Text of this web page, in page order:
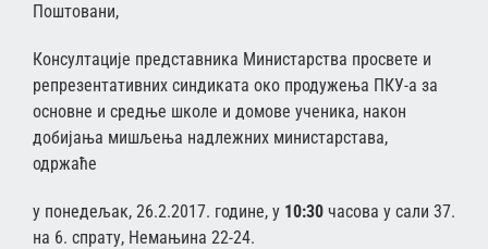
Поштовани,
Консултације представника Министарства просвете и
репрезентативних синдиката око продужења ПКУ-а за
основне и средње школе и домове ученика, након
добијања мишљења надлежних министарстава,
одржаће
у понедељак, 26.2.2017. године, у 10:30 часова у сали 37.
на 6. спрату, Немањина 22-24.